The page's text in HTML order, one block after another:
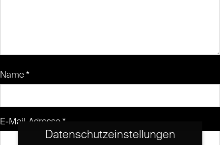
Name *
E-Mail-Adresse *
Datenschutzeinstellungen